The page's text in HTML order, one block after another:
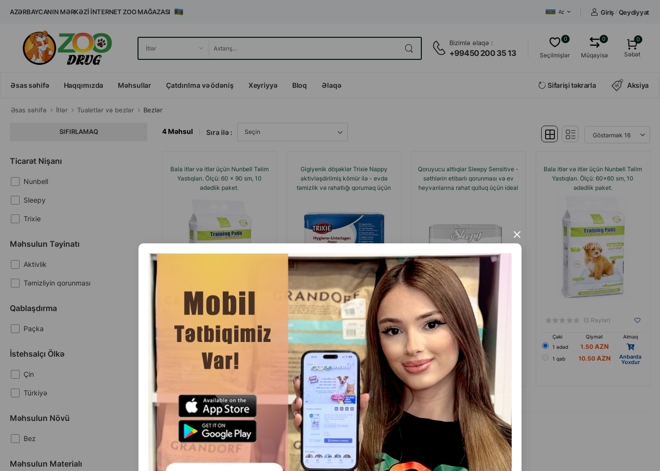
×
AZƏRBAYCANIN MƏRKƏZI İNTERNET ZOO MAĞAZASI Az Giriş / Qeydiyyat
Bizimlə əlaqə :
+99450 200 35 13 Seçilmişlər
0
Müqayisə
0 0
Səbət
Əsas səhifə Haqqımızda Məhsullar Çatdırılma və ödəniş Xeyriyyə Bloq Əlaqə Sifarişi təkrarla Aksiya
Əsas səhifə İtlər Tualetlər və bezlər Bezlər
SIFIRLAMAQ
Ticarət Nişanı
Nunbell
Sleepy
Trixie
Məhsulun Təyinatı
Aktivlik
Təmizliyin qorunması
Qablaşdırma
Paçka
İstehsalçı Ölkə
Çin
Türkiyə
Məhsulun Növü
Bez
Məhsulun Materialı
4 Məhsul Sıra ilə :
Bala itlər və itlər üçün Nunbell Təlim
Yastıqları. Ölçü: 60 x 90 sm, 10
ədədlik paket.
(0 Rəylər)
Çəki Qiymət
Almaq
1.30
13.00
Gigiyenik döşəklər Trixie Nappy
aktivləşdirilmiş kömür ilə - evdə
təmizlik və rahatlığı qorumaq üçün
Çəki Qiymət
Almaq
1 qab
6.40
1 ədəd 1.00
Qoruyucu altlıqlar Sleepy Sensitive -
səthlərin etibarlı qorunması və ev
heyvanlarına rahat qulluq üçün ideal
(0 Rəylər)
Qiymət
1 ədəd
0.65
Packa 30ed 18.00
Bala itlər və itlər üçün Nunbell Təlim
Yastıqları. Ölçü: 60x60 sm, 10
ədədlik paket.
(0 Rəylər)
Çəki Qiymət
Almaq
1 ədəd
1.50
1 qab 10.50 Anbarda
Yoxdur
Məhsullar 1-4 of 4